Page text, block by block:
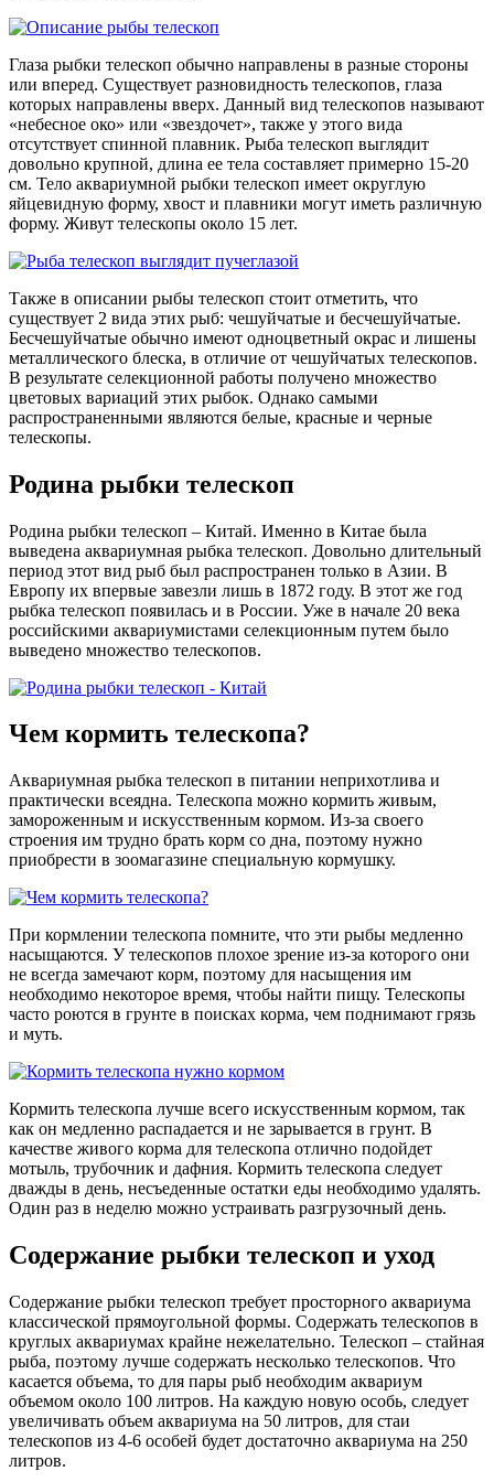
Глаза рыбки телескоп обычно направлены в разные стороны
или вперед. Существует разновидность телескопов, глаза
которых направлены вверх. Данный вид телескопов называют
«небесное око» или «звездочет», также у этого вида
отсутствует спинной плавник. Рыба телескоп выглядит
довольно крупной, длина ее тела составляет примерно 15-20
см. Тело аквариумной рыбки телескоп имеет округлую
яйцевидную форму, хвост и плавники могут иметь различную
форму. Живут телескопы около 15 лет.
Также в описании рыбы телескоп стоит отметить, что
существует 2 вида этих рыб: чешуйчатые и бесчешуйчатые.
Бесчешуйчатые обычно имеют одноцветный окрас и лишены
металлического блеска, в отличие от чешуйчатых телескопов.
В результате селекционной работы получено множество
цветовых вариаций этих рыбок. Однако самыми
распространенными являются белые, красные и черные
телескопы.
Родина рыбки телескоп
Родина рыбки телескоп – Китай. Именно в Китае была
выведена аквариумная рыбка телескоп. Довольно длительный
период этот вид рыб был распространен только в Азии. В
Европу их впервые завезли лишь в 1872 году. В этот же год
рыбка телескоп появилась и в России. Уже в начале 20 века
российскими аквариумистами селекционным путем было
выведено множество телескопов.
Чем кормить телескопа?
Аквариумная рыбка телескоп в питании неприхотлива и
практически всеядна. Телескопа можно кормить живым,
замороженным и искусственным кормом. Из-за своего
строения им трудно брать корм со дна, поэтому нужно
приобрести в зоомагазине специальную кормушку.
При кормлении телескопа помните, что эти рыбы медленно
насыщаются. У телескопов плохое зрение из-за которого они
не всегда замечают корм, поэтому для насыщения им
необходимо некоторое время, чтобы найти пищу. Телескопы
часто роются в грунте в поисках корма, чем поднимают грязь
и муть.
Кормить телескопа лучше всего искусственным кормом, так
как он медленно распадается и не зарывается в грунт. В
качестве живого корма для телескопа отлично подойдет
мотыль, трубочник и дафния. Кормить телескопа следует
дважды в день, несъеденные остатки еды необходимо удалять.
Один раз в неделю можно устраивать разгрузочный день.
Содержание рыбки телескоп и уход
Содержание рыбки телескоп требует просторного аквариума
классической прямоугольной формы. Содержать телескопов в
круглых аквариумах крайне нежелательно. Телескоп – стайная
рыба, поэтому лучше содержать несколько телескопов. Что
касается объема, то для пары рыб необходим аквариум
объемом около 100 литров. На каждую новую особь, следует
увеличивать объем аквариума на 50 литров, для стаи
телескопов из 4-6 особей будет достаточно аквариума на 250
литров.